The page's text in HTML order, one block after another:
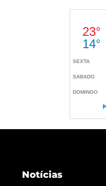
Notícias